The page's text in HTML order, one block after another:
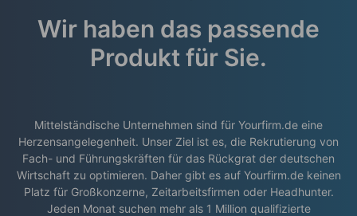
Wir haben das passende
Produkt für Sie.
Mittelständische Unternehmen sind für Yourfirm.de eine
Herzensangelegenheit. Unser Ziel ist es, die Rekrutierung von
Fach- und Führungskräften für das Rückgrat der deutschen
Wirtschaft zu optimieren. Daher gibt es auf Yourfirm.de keinen
Platz für Großkonzerne, Zeitarbeitsfirmen oder Headhunter.
Jeden Monat suchen mehr als 1 Million qualifizierte